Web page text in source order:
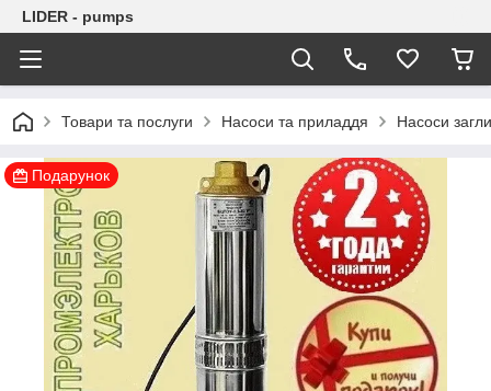
LIDER - pumps
Товари та послуги Насоси та приладдя Насоси
Подарунок